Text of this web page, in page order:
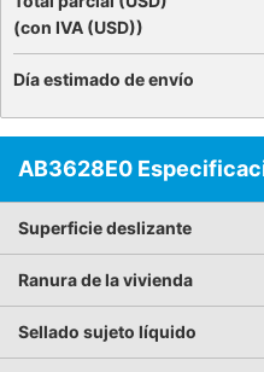
(con IVA (USD))
Día estimado de envío
AB3628E0
Superficie deslizante
Ranura de la vivienda
Sellado sujeto líquido